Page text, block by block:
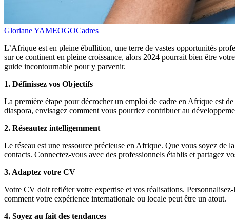
Gloriane YAMEOGOCadres
L’Afrique est en pleine ébullition, une terre de vastes opportunités
sur ce continent en pleine croissance, alors 2024 pourrait bien être
guide incontournable pour y parvenir.
1. Définissez vos Objectifs
La première étape pour décrocher un emploi de cadre en Afrique est
diaspora, envisagez comment vous pourriez contribuer au
2. Réseautez intelligemment
Le réseau est une ressource précieuse en Afrique. Que vous soyez de
contacts. Connectez-vous avec des professionnels établis et partagez
3. Adaptez votre CV
Votre CV doit refléter votre expertise et vos réalisations.
comment votre expérience internationale ou locale peut être un atout.
4. Soyez au fait des tendances